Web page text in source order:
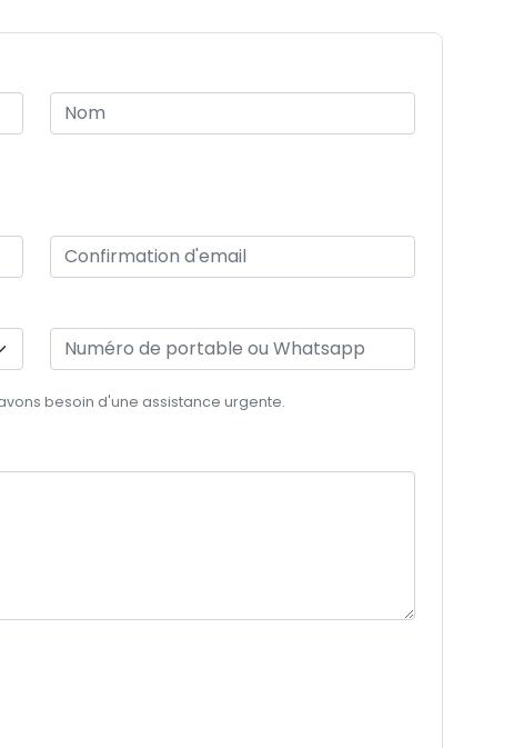
besoin d'une assistance urgente.